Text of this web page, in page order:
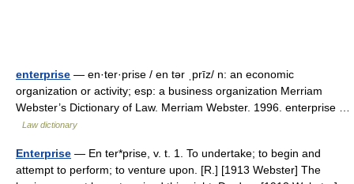
enterprise — en·ter·prise / en tər ˌprīz/ n: an economic
organization or activity; esp: a business organization Merriam
Webster’s Dictionary of Law. Merriam Webster. 1996. enterprise …
Law dictionary
Enterprise — En ter*prise, v. t. 1. To undertake; to begin and
attempt to perform; to venture upon. [R.] [1913 Webster] The